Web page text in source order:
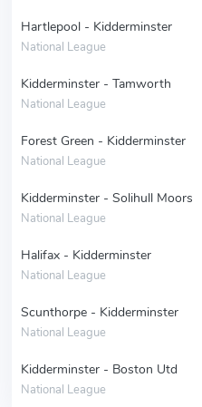
Hartlepool - Kidderminster
National League
Kidderminster - Tamworth
National League
Forest Green - Kidderminster
National League
Kidderminster - Solihull Moors
National League
Halifax - Kidderminster
National League
Scunthorpe - Kidderminster
National League
Kidderminster - Boston Utd
National League